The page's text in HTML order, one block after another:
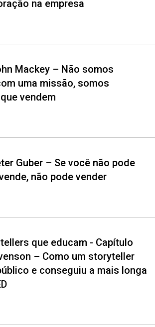
na empresa
Mackey – Não somos
uma missão, somos
vendem
Guber – Se você não pode
não pode vender
que educam - Capítulo
– Como um storyteller
e conseguiu a mais longa
Facebook Twitter E-mail